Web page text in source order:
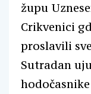
župu
Crikvenici
proslavili
Sutradan